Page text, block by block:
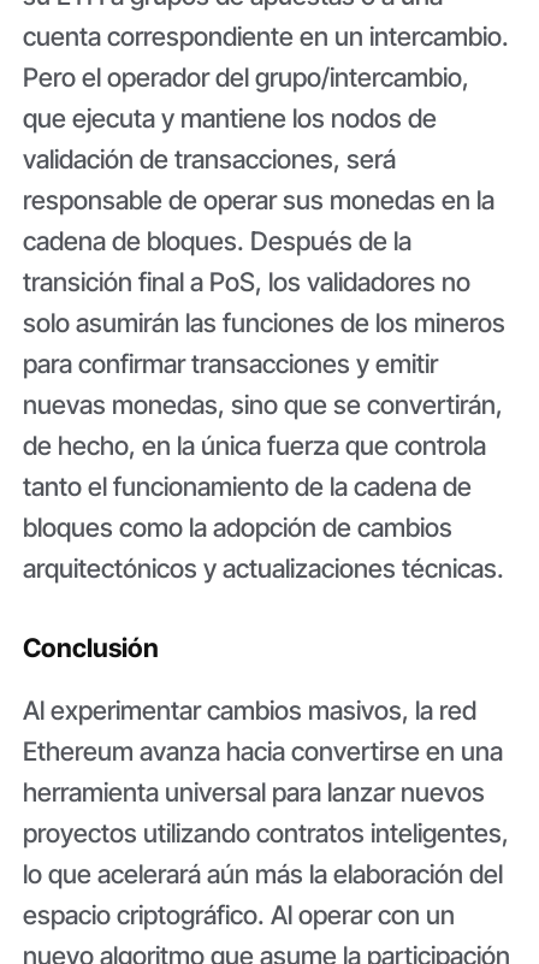
cuenta correspondiente en un intercambio.
Pero el operador del grupo/intercambio,
que ejecuta y mantiene los nodos de
validación de transacciones, será
responsable de operar sus monedas en la
cadena de bloques. Después de la
transición final a PoS, los validadores no
solo asumirán las funciones de los mineros
para confirmar transacciones y emitir
nuevas monedas, sino que se convertirán,
de hecho, en la única fuerza que controla
tanto el funcionamiento de la cadena de
bloques como la adopción de cambios
arquitectónicos y actualizaciones técnicas.
Conclusión
Al experimentar cambios masivos, la red
Ethereum avanza hacia convertirse en una
herramienta universal para lanzar nuevos
proyectos utilizando contratos inteligentes,
lo que acelerará aún más la elaboración del
espacio criptográfico. Al operar con un
nuevo algoritmo que asume la participación